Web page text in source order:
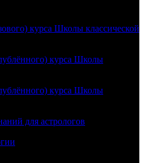
курса Школы классической
курса Школы
курса Школы
для астрологов